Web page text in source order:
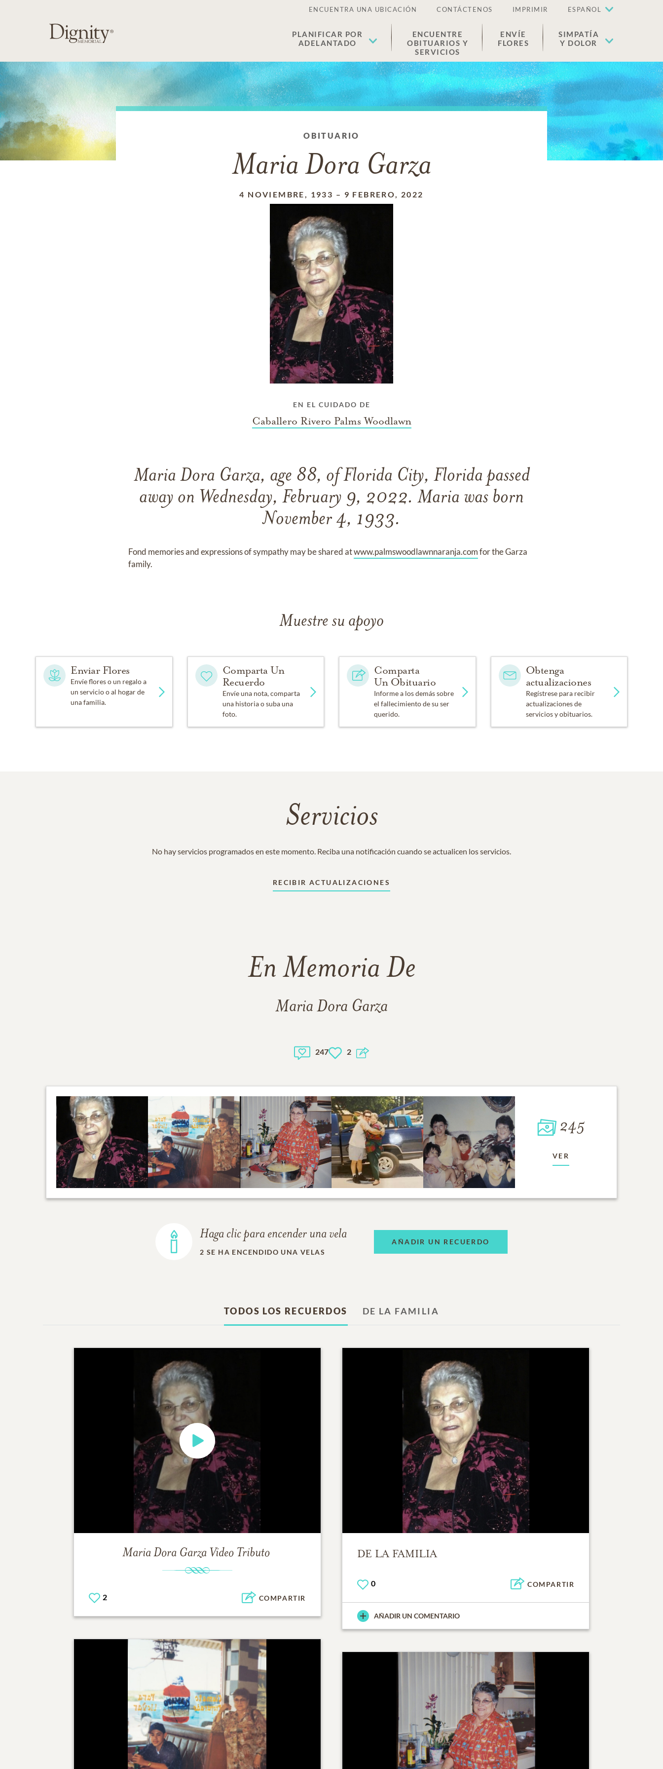
ENCUENTRA UNA UBICACIÓN CONTÁCTENOS IMPRIMIR ESPAÑOL
PLANIFICAR POR
ADELANTADO
ENCUENTRE
OBITUARIOS Y
SERVICIOS
ENVÍE
FLORES
SIMPATÍA
Y DOLOR
OBITUARIO
Maria Dora Garza
4 NOVIEMBRE, 1933 – 9 FEBRERO, 2022
EN EL CUIDADO DE
Caballero Rivero Palms Woodlawn
Maria Dora Garza, age 88, of Florida City, Florida passed
away on Wednesday, February 9, 2022. Maria was born
November 4, 1933.
Fond memories and expressions of sympathy may be shared atwww.palmswoodlawnnaranja.comfor the Garza
family.
Muestre su apoyo
Enviar Flores
Envíe flores o un regalo a
un servicio o al hogar de
una familia.
Comparta Un
Recuerdo
Envíe una nota, comparta
una historia o suba una
foto.
Comparta
Un Obituario
Informe a los demás sobre
el fallecimiento de su ser
querido.
Obtenga
actualizaciones
Regístrese para recibir
actualizaciones de
servicios y obituarios.
Servicios
No hay servicios programados en este momento. Reciba una notificación cuando se actualicen los servicios.
RECIBIR ACTUALIZACIONES
En Memoria De
Maria Dora Garza
247 2
245
VER
Haga clic para encender una vela
2 SE HA ENCENDIDO UNA VELAS
AÑADIR UN RECUERDO
TODOS LOS RECUERDOS DE LA FAMILIA
Maria Dora Garza Video Tributo
2 COMPARTIR
DE LA FAMILIA
0 COMPARTIR
AÑADIR UN COMENTARIO